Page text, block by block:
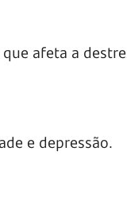
afeta a
e depressão.